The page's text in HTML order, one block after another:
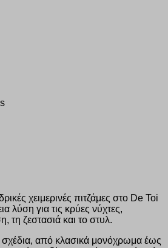
χειμερινές πιτζάμες στο De Toi
λύση για τις κρύες νύχτες,
τη ζεστασιά και το στυλ.
σχέδια, από κλασικά μονόχρωμα έως